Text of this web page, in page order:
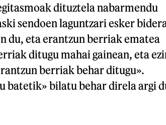
dituztela nabarmendu
sendoen laguntzari esker
du, eta erantzun berriak ematea
ditugu mahai gainean, eta
berriak behar ditugu».
batetik» bilatu behar direla argi